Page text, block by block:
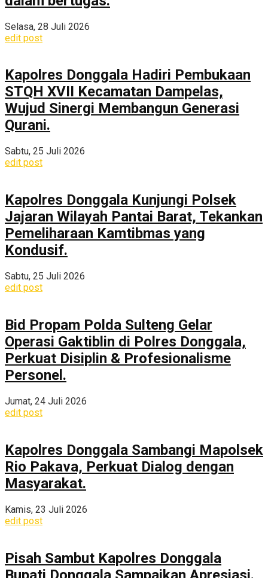
Selasa, 28 Juli 2026
edit post
Kapolres Donggala Hadiri Pembukaan
STQH XVII Kecamatan Dampelas,
Wujud Sinergi Membangun Generasi
Qurani.
Sabtu, 25 Juli 2026
edit post
Kapolres Donggala Kunjungi Polsek
Jajaran Wilayah Pantai Barat, Tekankan
Pemeliharaan Kamtibmas yang
Kondusif.
Sabtu, 25 Juli 2026
edit post
Bid Propam Polda Sulteng Gelar
Operasi Gaktiblin di Polres Donggala,
Perkuat Disiplin & Profesionalisme
Personel.
Jumat, 24 Juli 2026
edit post
Kapolres Donggala Sambangi Mapolsek
Rio Pakava, Perkuat Dialog dengan
Masyarakat.
Kamis, 23 Juli 2026
edit post
Pisah Sambut Kapolres Donggala